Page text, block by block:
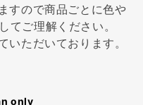
すので商品ごとに色や
てご理解ください。
いただいております。
only